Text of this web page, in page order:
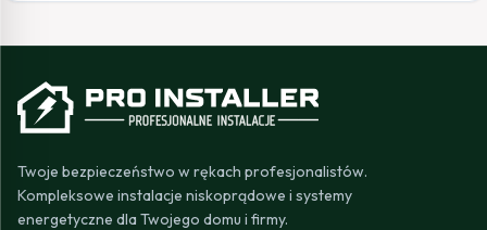
Twoje bezpieczeństwo w rękach profesjonalistów.
Kompleksowe instalacje niskoprądowe i systemy
energetyczne dla Twojego domu i firmy.